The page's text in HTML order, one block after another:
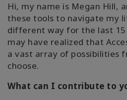
ARA
Hi, my name is Megan Hill,
these tools to navigate my
different way for the last 15
may have realized that
a vast array of possibilities
choose.
What can I contribute to